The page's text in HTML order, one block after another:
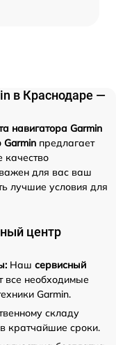
в Краснодаре —
навигатора Garmin
Garmin предлагает
качество
для вас ваш
лучшие условия для
центр
Наш сервисный
все необходимые
Garmin.
складу
кратчайшие сроки.